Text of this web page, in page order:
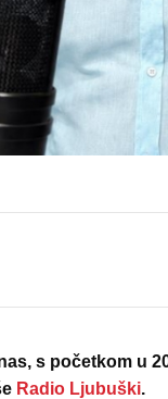
s početkom u
Radio Ljubuški.